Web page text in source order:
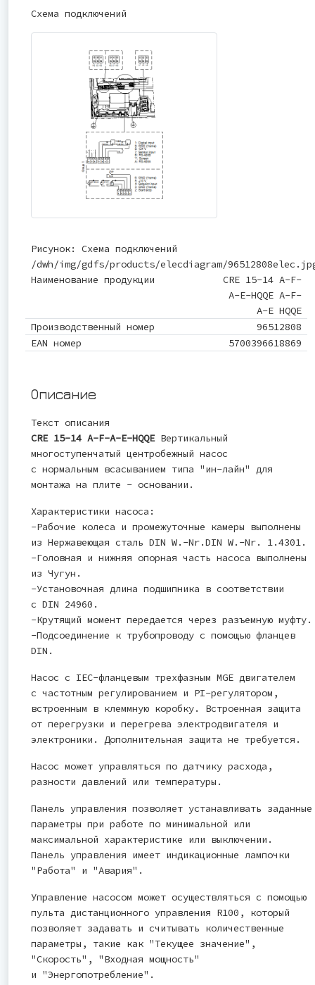
Схема подключений
Рисунок: Схема подключений
/dwh/img/gdfs/products/elecdiagram/
Наименование продукции
CRE 15-14 A-F-
A-E-HQQE A-F-
A-E HQQE
Производственный номер
96512808
EAN номер
5700396618869
Описание
Текст описания
CRE 15-14 A-F-A-E-HQQEВертикальный
многоступенчатый центробежный насос
с нормальным всасыванием типа "ин-лайн" для
монтажа на плите - основании.
Характеристики насоса:
-Рабочие колеса и промежуточные камеры выполнены
из Нержавеющая сталь DIN W.-Nr.DIN W.-Nr. 1.4301.
-Головная и нижняя опорная часть насоса выполнены
из Чугун.
-Установочная длина подшипника в соответствии
с DIN 24960.
-Крутящий момент передается через разъемную муфту.
-Подсоединение к трубопроводу с помощью фланцев
DIN.
Насос с IEC-фланцевым трехфазным MGE двигателем
с частотным регулированием и PI-регулятором,
встроенным в клеммную коробку. Встроенная защита
от перегрузки и перегрева электродвигателя и
электроники. Дополнительная защита не требуется.
Насос может управляться по датчику расхода,
разности давлений или температуры.
Панель управления позволяет устанавливать заданные
параметры при работе по минимальной или
максимальной характеристике или выключении.
Панель управления имеет индикационные лампочки
"Работа" и "Авария".
Управление насосом может осуществляться с помощью
пульта дистанционного управления R100, который
позволяет задавать и считывать количественные
параметры, такие как "Текущее значение",
"Скорость", "Входная мощность"
и "Энергопотребление".